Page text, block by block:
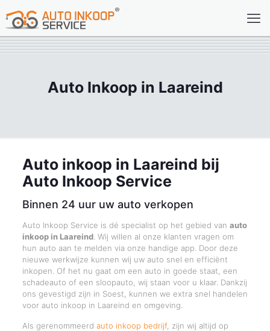
Auto Inkoop in Laareind
Auto inkoop in Laareind bij
Auto Inkoop Service
Binnen 24 uur uw auto verkopen
Auto Inkoop Service is dé specialist op het gebied van auto
inkoop in Laareind. Wij willen al onze klanten vragen om
hun auto aan te melden via onze handige app. Door deze
nieuwe werkwijze kunnen wij uw auto snel en efficiënt
inkopen. Of het nu gaat om een auto in goede staat, een
schadeauto of een sloopauto, wij staan voor u klaar. Dankzij
ons gevestigd zijn in Soest, kunnen we extra snel handelen
voor auto inkoop in Laareind en omgeving.
Als gerenommeerd auto inkoop bedrijf, zijn wij altijd op